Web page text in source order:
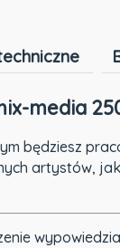
media
będziesz
artystów,